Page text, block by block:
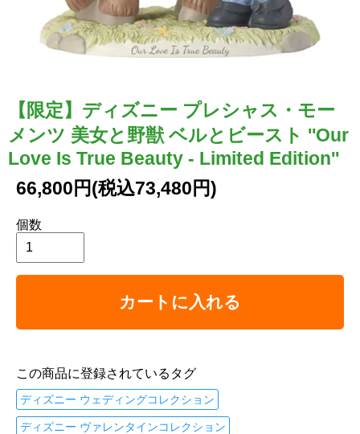
【限定】ディズニー プレシャス・モー
メンツ 美女と野獣 ベルとビースト ''Our
Love Is True Beauty - Limited Edition''
66,800円(税込73,480円)
個数
カートに入れる
この商品に登録されているタグ
ディズニー ウェディングコレクション
ディズニー ヴァレンタインコレクション